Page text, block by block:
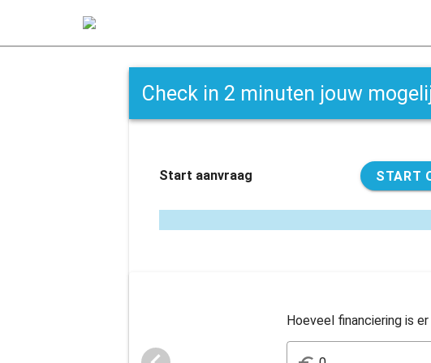
Check in 2 minuten jouw
Start aanvraag START
Hoeveel financiering is er